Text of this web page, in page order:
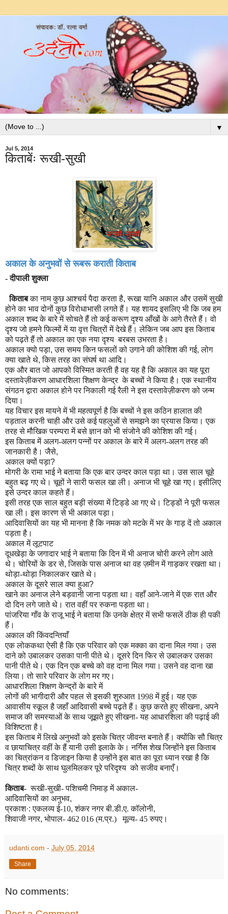
▼
Jul 5, 2014
किताबेंः रूखी-सुखी
अकाल के अनुभवों से रूबरू कराती किताब
- दीपाली शुक्ला
किताबका नाम कुछ आश्चर्य पैदा करता है,रूखा यानि अकाल और उसमें सुखी
होने का भाव दोनों कुछ विरोधाभासी लगते हैं। यह शायद इसलिए भी कि जब हम
अकाल शब्द के बारे में सोचते हैं तो कई करूण दृश्य आँखों के आगे तैरते हैं। वो
दृश्य जो हमने फिल्मों में या वृत्त चित्रों में देखे हैं। लेकिन जब आप इस किताब
को पढ़ते हैं तो अकाल का एक नया दृश्य बरबस उभरता है।
अकाल क्यो पड़ा,उस समय किन फसलों को उगाने की कोशिश की गई,लोग
क्या खाते थे,किस तरह का संघर्ष था आदि।
एक और बात जो आपको विस्मित करती है वह यह है कि अकाल का यह पूरा
दस्तावेज़ीकरण आधारशिला शिक्षण केन्द्र के बच्चों ने किया है। एक स्थानीय
संगठन द्वारा अकाल होने पर निकाली गई रैली ने इस दस्तावेज़ीकरण को जन्म
दिया।
यह विचार इस मायने में भी महत्वपूर्ण है कि बच्चों ने इस कठिन हालात की
पड़ताल करनी चाही और उसे कई पहलुओं से समझने का प्रयास किया। एक
तरह से मौखिक परम्परा में बसे ज्ञान को भी संजोने की कोशिश की गई।
इस किताब में अलग-अलग पन्नों पर अकाल के बारे में अलग-अलग तरह की
जानकारी है। जैसे,
अकाल क्यों पड़ा?
मोगरी के रामा भाई ने बताया कि एक बार उन्दर काल पड़ा था। उस साल चूहे
बहुत बढ़ गए थे। चूहों ने सारी फसल खा ली। अनाज भी चूहे खा गए। इसीलिए
इसे उन्दर काल कहते हैं।
इसी तरह एक साल बहुत बड़ी संख्या में टिड्डे आ गए थे। टिड्डों ने पूरी फसल
खा ली। इस कारण से भी अकाल पड़ा।
आदिवासियों का यह भी मानना है कि नमक को मटके में भर के गाड़ दें तो अकाल
पड़ता है।
अकाल में लूटपाट
दूधखेड़ा के जगादार भाई ने बताया कि दिन में भी अनाज चोरी करने लोग आते
थे। चोरियों के डर से,जिसके पास अनाज था वह ज़मीन में गाड़कर रखता था।
थोड़ा-थोड़ा निकालकर खाते थे।
अकाल के दूसरे साल क्या हुआ?
खाने का अनाज लेने बड़वानी जाना पड़ता था। वहाँ आने-जाने में एक रात और
दो दिन लगे जाते थे। रात वहीं पर रुकना पड़ता था।
पांजरिया गाँव के राजू भाई ने बताया कि उनके क्षेत्र में सभी फसलें ठीक ही पकी
हैं।
अकाल की किंवदन्तियाँ
एक लोककथा ऐसी है कि एक परिवार को एक मक्का का दाना मिल गया। उस
दाने को उबालकर उसका पानी पीते थे। दूसरे दिन फिर से उबालकर उसका
पानी पीते थे। एक दिन एक बच्चे को वह दाना मिल गया। उसने वह दाना खा
लिया। तो सारे परिवार के लोग मर गए।
आधारशिला शिक्षण केन्द्रों के बारे में
लोगों की भागीदारी और पहल से इसकी शुरुआत 1998 में हुई। यह एक
आवासीय स्कूल है जहाँ आदिवासी बच्चे पढ़ते हैं। कुछ करते हुए सीखना, अपने
समाज की समस्याओं के साथ जूझते हुए सीखना- यह आधारशिला की पढ़ाई की
विशिष्टता है।
इस किताब में लिखे अनुभवों को इसके चित्र जीवन्त बनाते हैं। क्योंकि सौ चित्र
व छायाचित्र वहीं के हैं यानी उसी इलाके के। नर्गिस शेख जिन्होंने इस किताब
का चित्रांकन व डिजाइन किया है उन्होंने इस बात का पूरा ध्यान रखा है कि
चित्र शब्दों के साथ घुलमिलकर पूरे परिदृश्य को सजीवबनाएँ।
किताब- रूखी-सुखी- पशिचमी निमाड़ में अकाल-
आदिवासियों का अनुभव,
प्रकाश·:एकलव्य ई-10,शंकर नगर बी.डी.ए. कॉलोनी,
शिवाजी नगर, भोपाल- 462 016 (म.प्र.) मूल्य- 45 रुपए।
udanti.com - July 05, 2014
Share
No comments: